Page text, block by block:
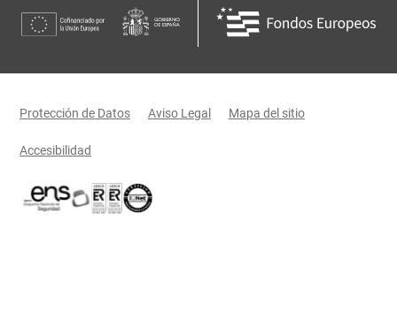
Menú legal
Protección de Datos Aviso Legal Mapa del sitio
Accesibilidad